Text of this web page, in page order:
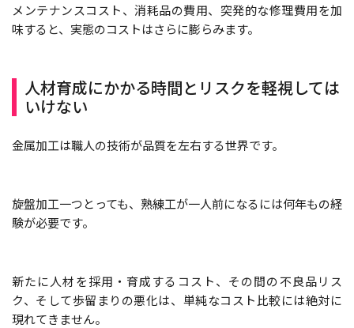
メンテナンスコスト、消耗品の費用、突発的な修理費用を加
味すると、実態のコストはさらに膨らみます。
人材育成にかかる時間とリスクを軽視しては
いけない
金属加工は職人の技術が品質を左右する世界です。
旋盤加工一つとっても、熟練工が一人前になるには何年もの経
験が必要です。
新たに人材を採用・育成するコスト、その間の不良品リス
ク、そして歩留まりの悪化は、単純なコスト比較には絶対に
現れてきません。